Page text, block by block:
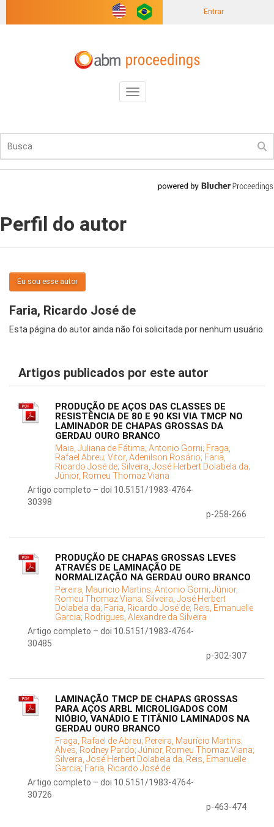
Entrar
Toggle
navigation
Perfil do autor
Eu sou esse autor
Faria, Ricardo José de
Esta página do autor ainda não foi solicitada por nenhum usuário.
Artigos publicados por este autor
PRODUÇÃO DE AÇOS DAS CLASSES DE
RESISTÊNCIA DE 80 E 90 KSI VIA TMCP NO
LAMINADOR DE CHAPAS GROSSAS DA
GERDAU OURO BRANCO
Maia, Juliana de Fátima; Antonio Gorni; Fraga,
Rafael Abreu; Vitor, Adenilson Rosário; Faria,
Ricardo José de; Silveira, José Herbert Dolabela da;
Júnior, Romeu Thomaz Viana
Artigo completo – doi 10.5151/1983-4764-
30398
p-258-266
PRODUÇÃO DE CHAPAS GROSSAS LEVES
ATRAVÉS DE LAMINAÇÃO DE
NORMALIZAÇÃO NA GERDAU OURO BRANCO
Pereira, Mauricio Martins; Antonio Gorni; Júnior,
Romeu Thomaz Viana; Silveira, José Herbert
Dolabela da; Faria, Ricardo José de; Reis, Emanuelle
Garcia; Rodrigues, Alexandre da Silveira
Artigo completo – doi 10.5151/1983-4764-
30485
p-302-307
LAMINAÇÃO TMCP DE CHAPAS GROSSAS
PARA AÇOS ARBL MICROLIGADOS COM
NIÓBIO, VANÁDIO E TITÂNIO LAMINADOS NA
GERDAU OURO BRANCO
Fraga, Rafael de Abreu; Pereira, Maurício Martins;
Alves, Rodney Pardo; Júnior, Romeu Thomaz Viana;
Silveira, José Herbert Dolabela da; Reis, Emanuelle
Garcia; Faria, Ricardo José de
Artigo completo – doi 10.5151/1983-4764-
30726
p-463-474